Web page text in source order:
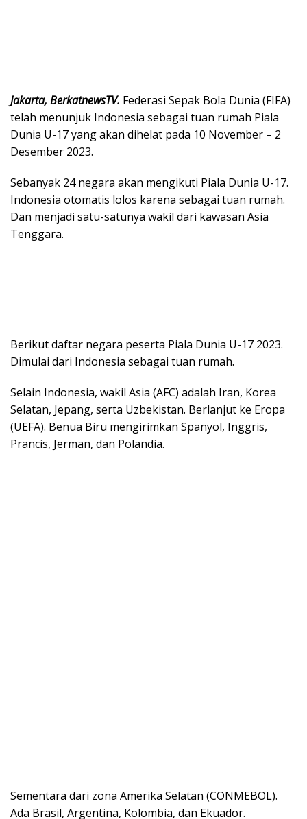
Jakarta, BerkatnewsTV. Federasi Sepak Bola Dunia (FIFA)
telah menunjuk Indonesia sebagai tuan rumah Piala
Dunia U-17 yang akan dihelat pada 10 November – 2
Desember 2023.
Sebanyak 24 negara akan mengikuti Piala Dunia U-17.
Indonesia otomatis lolos karena sebagai tuan rumah.
Dan menjadi satu-satunya wakil dari kawasan Asia
Tenggara.
Berikut daftar negara peserta Piala Dunia U-17 2023.
Dimulai dari Indonesia sebagai tuan rumah.
Selain Indonesia, wakil Asia (AFC) adalah Iran, Korea
Selatan, Jepang, serta Uzbekistan. Berlanjut ke Eropa
(UEFA). Benua Biru mengirimkan Spanyol, Inggris,
Prancis, Jerman, dan Polandia.
Sementara dari zona Amerika Selatan (CONMEBOL).
Ada Brasil, Argentina, Kolombia, dan Ekuador.